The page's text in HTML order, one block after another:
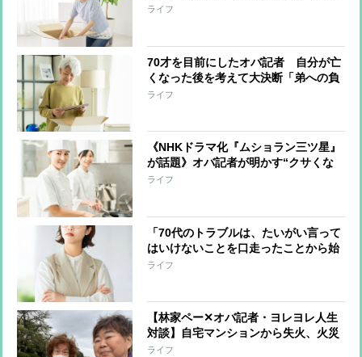
トに挑戦「私に肉体労働をする資格は
ライフ
70才を目前にしたオバ記者 自分が亡
くなった後を考えて大決断「弟への負
担は最小限にしたい」と“この世の荷
ライフ
《NHKドラマ化『ムショラン三ツ星』
が話題》オバ記者が明かす“クサくな
いメシ”を作る管理栄養士の話、そし
ライフ
「70代のトラブルは、たいがい言って
はいけないことを口走ったことから始
まっている」オバ記者（69）は“老年
ライフ
【林家ペー✕オバ記者・ヨレヨレ人生
対談】自宅マンションから失火、火災
保険に入っておらず周辺住宅への補償
ライフ